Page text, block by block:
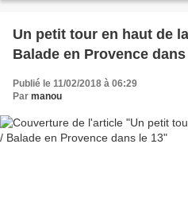
Un petit tour en haut de
Balade en Provence
Publié le 11/02/2018 à 06:29
Par manou